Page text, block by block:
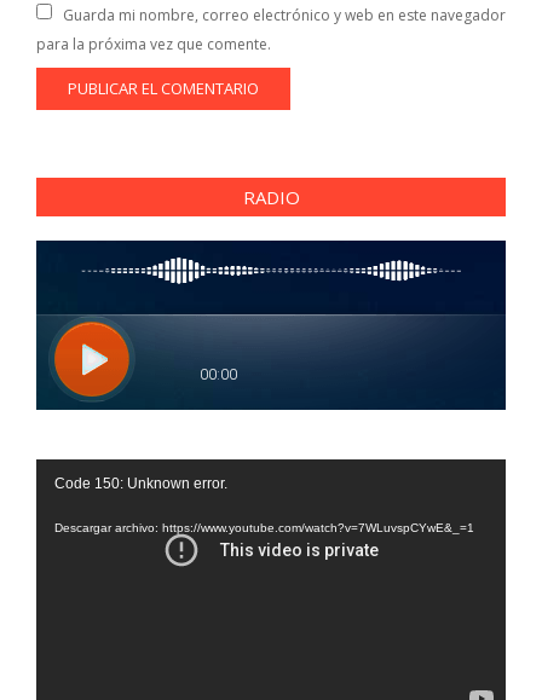
Guarda mi nombre, correo electrónico y web en este navegador
para la próxima vez que comente.
RADIO
Reproductor
vídeo
Code 150: Unknown error.
Descargar archivo: https://www.youtube.com/watch?v=7WLuvspCYwE&_=1